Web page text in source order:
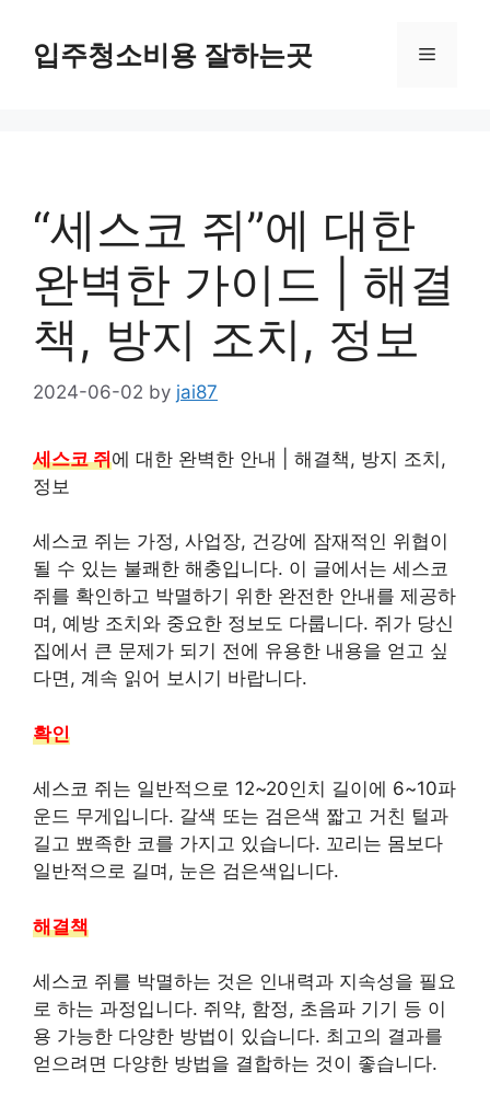
content입주청소비용 잘하는곳 Menu
“세스코 쥐”에 대한
완벽한 가이드 | 해결
책, 방지 조치, 정보
2024-06-02 by jai87
세스코 쥐에 대한 완벽한 안내 | 해결책, 방지 조치,
정보
세스코 쥐는 가정, 사업장, 건강에 잠재적인 위협이
될 수 있는 불쾌한 해충입니다. 이 글에서는 세스코
쥐를 확인하고 박멸하기 위한 완전한 안내를 제공하
며, 예방 조치와 중요한 정보도 다룹니다. 쥐가 당신
집에서 큰 문제가 되기 전에 유용한 내용을 얻고 싶
다면, 계속 읽어 보시기 바랍니다.
확인
세스코 쥐는 일반적으로 12~20인치 길이에 6~10파
운드 무게입니다. 갈색 또는 검은색 짧고 거친 털과
길고 뾰족한 코를 가지고 있습니다. 꼬리는 몸보다
일반적으로 길며, 눈은 검은색입니다.
해결책
세스코 쥐를 박멸하는 것은 인내력과 지속성을 필요
로 하는 과정입니다. 쥐약, 함정, 초음파 기기 등 이
용 가능한 다양한 방법이 있습니다. 최고의 결과를
얻으려면 다양한 방법을 결합하는 것이 좋습니다.